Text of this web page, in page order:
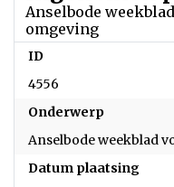
Anselbode
omgeving
ID
4556
Onderwerp
Anselbode weekblad
Datum plaatsing